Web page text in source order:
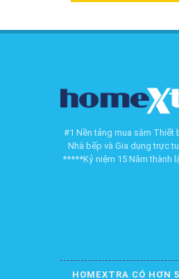
#1 Nền tảng mua sắm Thiết
Nhà bếp và Gia dụng trực
*****Kỷ niệm 15 Năm thành
HOMEXTRA CÓ HƠN